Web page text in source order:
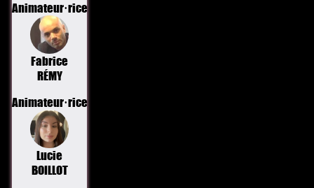
Animateur·rice
Fabrice
RÉMY
Animateur·rice
Lucie
BOILLOT